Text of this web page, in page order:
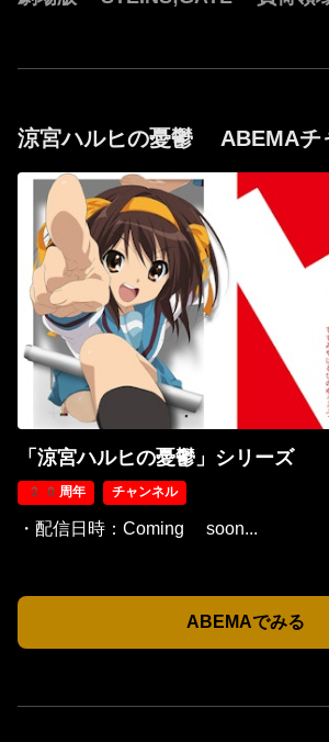
涼宮ハルヒの憂鬱 ABEMAチ
「涼宮ハルヒの憂鬱」シリーズ
20周年 チャンネル
・配信日時：Coming soon...
ABEMAでみる